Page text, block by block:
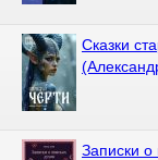
Сказки
Записки о